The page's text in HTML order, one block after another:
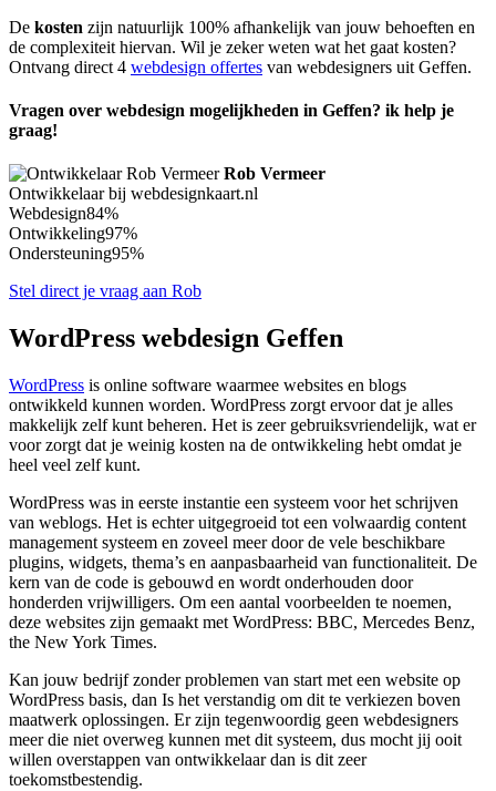
De kosten zijn natuurlijk 100% afhankelijk van jouw behoeften en
de complexiteit hiervan. Wil je zeker weten wat het gaat kosten?
Ontvang direct 4 webdesign offertes van webdesigners uit Geffen.
Vragen over webdesign mogelijkheden in Geffen? ik help je
graag!
Rob Vermeer
Ontwikkelaar bij webdesignkaart.nl
Webdesign84%
Ontwikkeling97%
Ondersteuning95%
Stel direct je vraag aan Rob
WordPress webdesign Geffen
WordPress is online software waarmee websites en blogs
ontwikkeld kunnen worden. WordPress zorgt ervoor dat je alles
makkelijk zelf kunt beheren. Het is zeer gebruiksvriendelijk, wat er
voor zorgt dat je weinig kosten na de ontwikkeling hebt omdat je
heel veel zelf kunt.
WordPress was in eerste instantie een systeem voor het schrijven
van weblogs. Het is echter uitgegroeid tot een volwaardig content
management systeem en zoveel meer door de vele beschikbare
plugins, widgets, thema’s en aanpasbaarheid van functionaliteit. De
kern van de code is gebouwd en wordt onderhouden door
honderden vrijwilligers. Om een aantal voorbeelden te noemen,
deze websites zijn gemaakt met WordPress: BBC, Mercedes Benz,
the New York Times.
Kan jouw bedrijf zonder problemen van start met een website op
WordPress basis, dan Is het verstandig om dit te verkiezen boven
maatwerk oplossingen. Er zijn tegenwoordig geen webdesigners
meer die niet overweg kunnen met dit systeem, dus mocht jij ooit
willen overstappen van ontwikkelaar dan is dit zeer
toekomstbestendig.